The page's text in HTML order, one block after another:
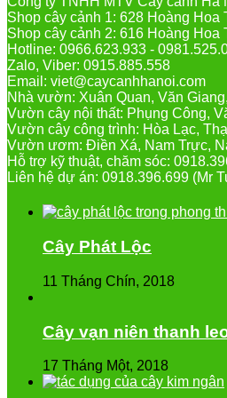
Shop cây cảnh 1: 628 Hoàng
Shop cây cảnh 2: 616 Hoàng
Hotline: 0966.623.933 -
Zalo, Viber: 0915.885.558
Email: viet@caycanhhanoi.com
Nhà vườn: Xuân Quan, Văn
Vườn cây nội thất: Phụng Công,
Vườn cây công trình: Hòa Lạc,
Vườn ươm: Điền Xá, Nam Trực,
Hỗ trợ kỹ thuật, chăm sóc:
Liên hệ dự án: 0918.396.699 (Mr
Cây Phát Lộc
11 Tháng Chín, 2018
Cây vạn niên thanh
17 Tháng Một, 2018